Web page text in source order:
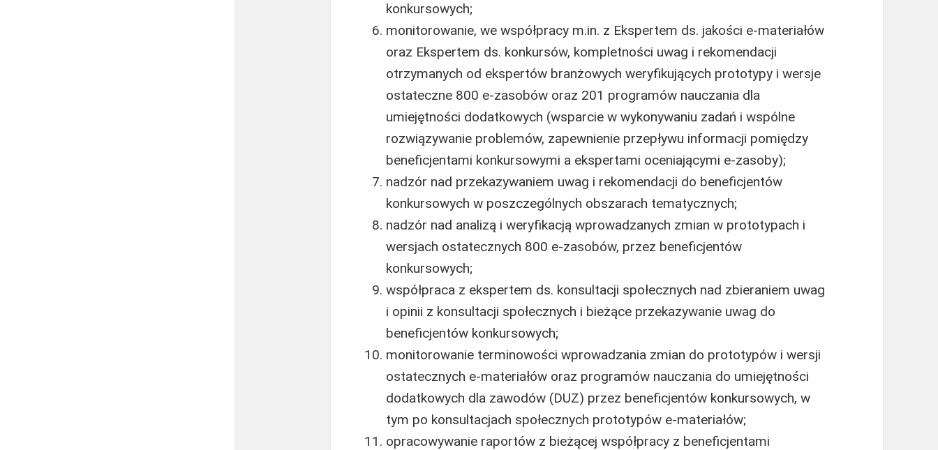
konkursowych;
monitorowanie, we współpracy m.in. z Ekspertem ds. jakości e-materiałów
oraz Ekspertem ds. konkursów, kompletności uwag i rekomendacji
otrzymanych od ekspertów branżowych weryfikujących prototypy i wersje
ostateczne 800 e-zasobów oraz 201 programów nauczania dla
umiejętności dodatkowych (wsparcie w wykonywaniu zadań i wspólne
rozwiązywanie problemów, zapewnienie przepływu informacji pomiędzy
beneficjentami konkursowymi a ekspertami oceniającymi e-zasoby);
nadzór nad przekazywaniem uwag i rekomendacji do beneficjentów
konkursowych w poszczególnych obszarach tematycznych;
nadzór nad analizą i weryfikacją wprowadzanych zmian w prototypach i
wersjach ostatecznych 800 e-zasobów, przez beneficjentów
konkursowych;
współpraca z ekspertem ds. konsultacji społecznych nad zbieraniem uwag
i opinii z konsultacji społecznych i bieżące przekazywanie uwag do
beneficjentów konkursowych;
monitorowanie terminowości wprowadzania zmian do prototypów i wersji
ostatecznych e-materiałów oraz programów nauczania do umiejętności
dodatkowych dla zawodów (DUZ) przez beneficjentów konkursowych, w
tym po konsultacjach społecznych prototypów e-materiałów;
opracowywanie raportów z bieżącej współpracy z beneficjentami